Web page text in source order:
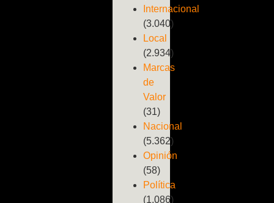
Internacional
(3.040)
Local
(2.934)
Marcas
de
Valor
(31)
Nacional
(5.362)
Opinión
(58)
Política
(1.086)